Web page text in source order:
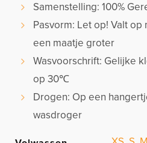
Samenstelling: 100%
Pasvorm: Let op! Valt
een maatje groter
Wasvoorschrift: Gelijke
op 30℃
Drogen: Op een
wasdroger